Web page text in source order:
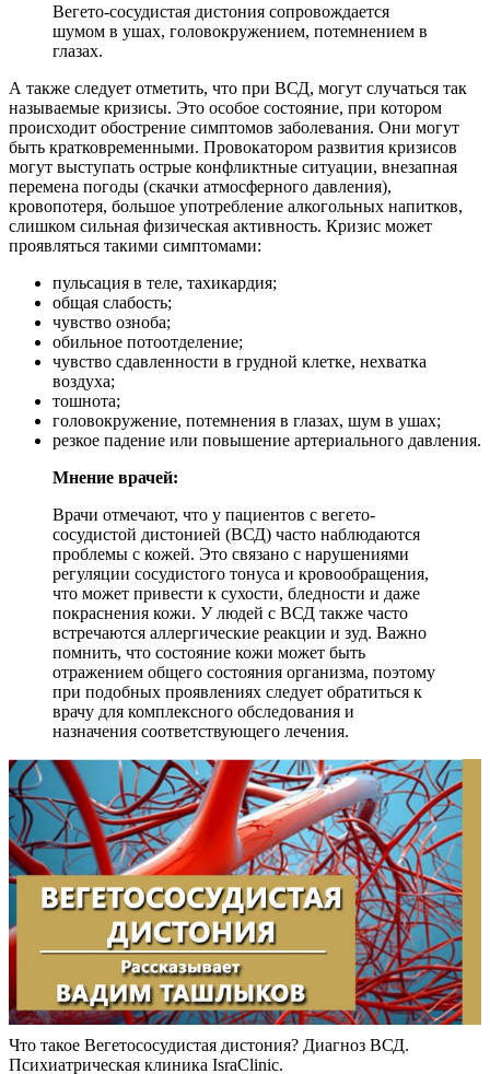
Вегето-сосудистая дистония сопровождается
шумом в ушах, головокружением, потемнением в
глазах.
А также следует отметить, что при ВСД, могут случаться так
называемые кризисы. Это особое состояние, при котором
происходит обострение симптомов заболевания. Они могут
быть кратковременными. Провокатором развития кризисов
могут выступать острые конфликтные ситуации, внезапная
перемена погоды (скачки атмосферного давления),
кровопотеря, большое употребление алкогольных напитков,
слишком сильная физическая активность. Кризис может
проявляться такими симптомами:
пульсация в теле, тахикардия;
общая слабость;
чувство озноба;
обильное потоотделение;
чувство сдавленности в грудной клетке, нехватка
воздуха;
тошнота;
головокружение, потемнения в глазах, шум в ушах;
резкое падение или повышение артериального давления.
Мнение врачей:
Врачи отмечают, что у пациентов с вегето-
сосудистой дистонией (ВСД) часто наблюдаются
проблемы с кожей. Это связано с нарушениями
регуляции сосудистого тонуса и кровообращения,
что может привести к сухости, бледности и даже
покраснения кожи. У людей с ВСД также часто
встречаются аллергические реакции и зуд. Важно
помнить, что состояние кожи может быть
отражением общего состояния организма, поэтому
при подобных проявлениях следует обратиться к
врачу для комплексного обследования и
назначения соответствующего лечения.
Что такое Вегетососудистая дистония? Диагноз ВСД.
Психиатрическая клиника IsraClinic.